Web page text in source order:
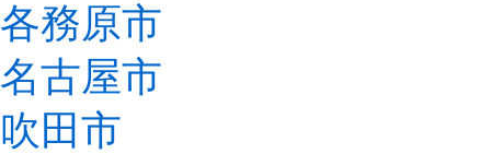
各務原市
名古屋市
吹田市